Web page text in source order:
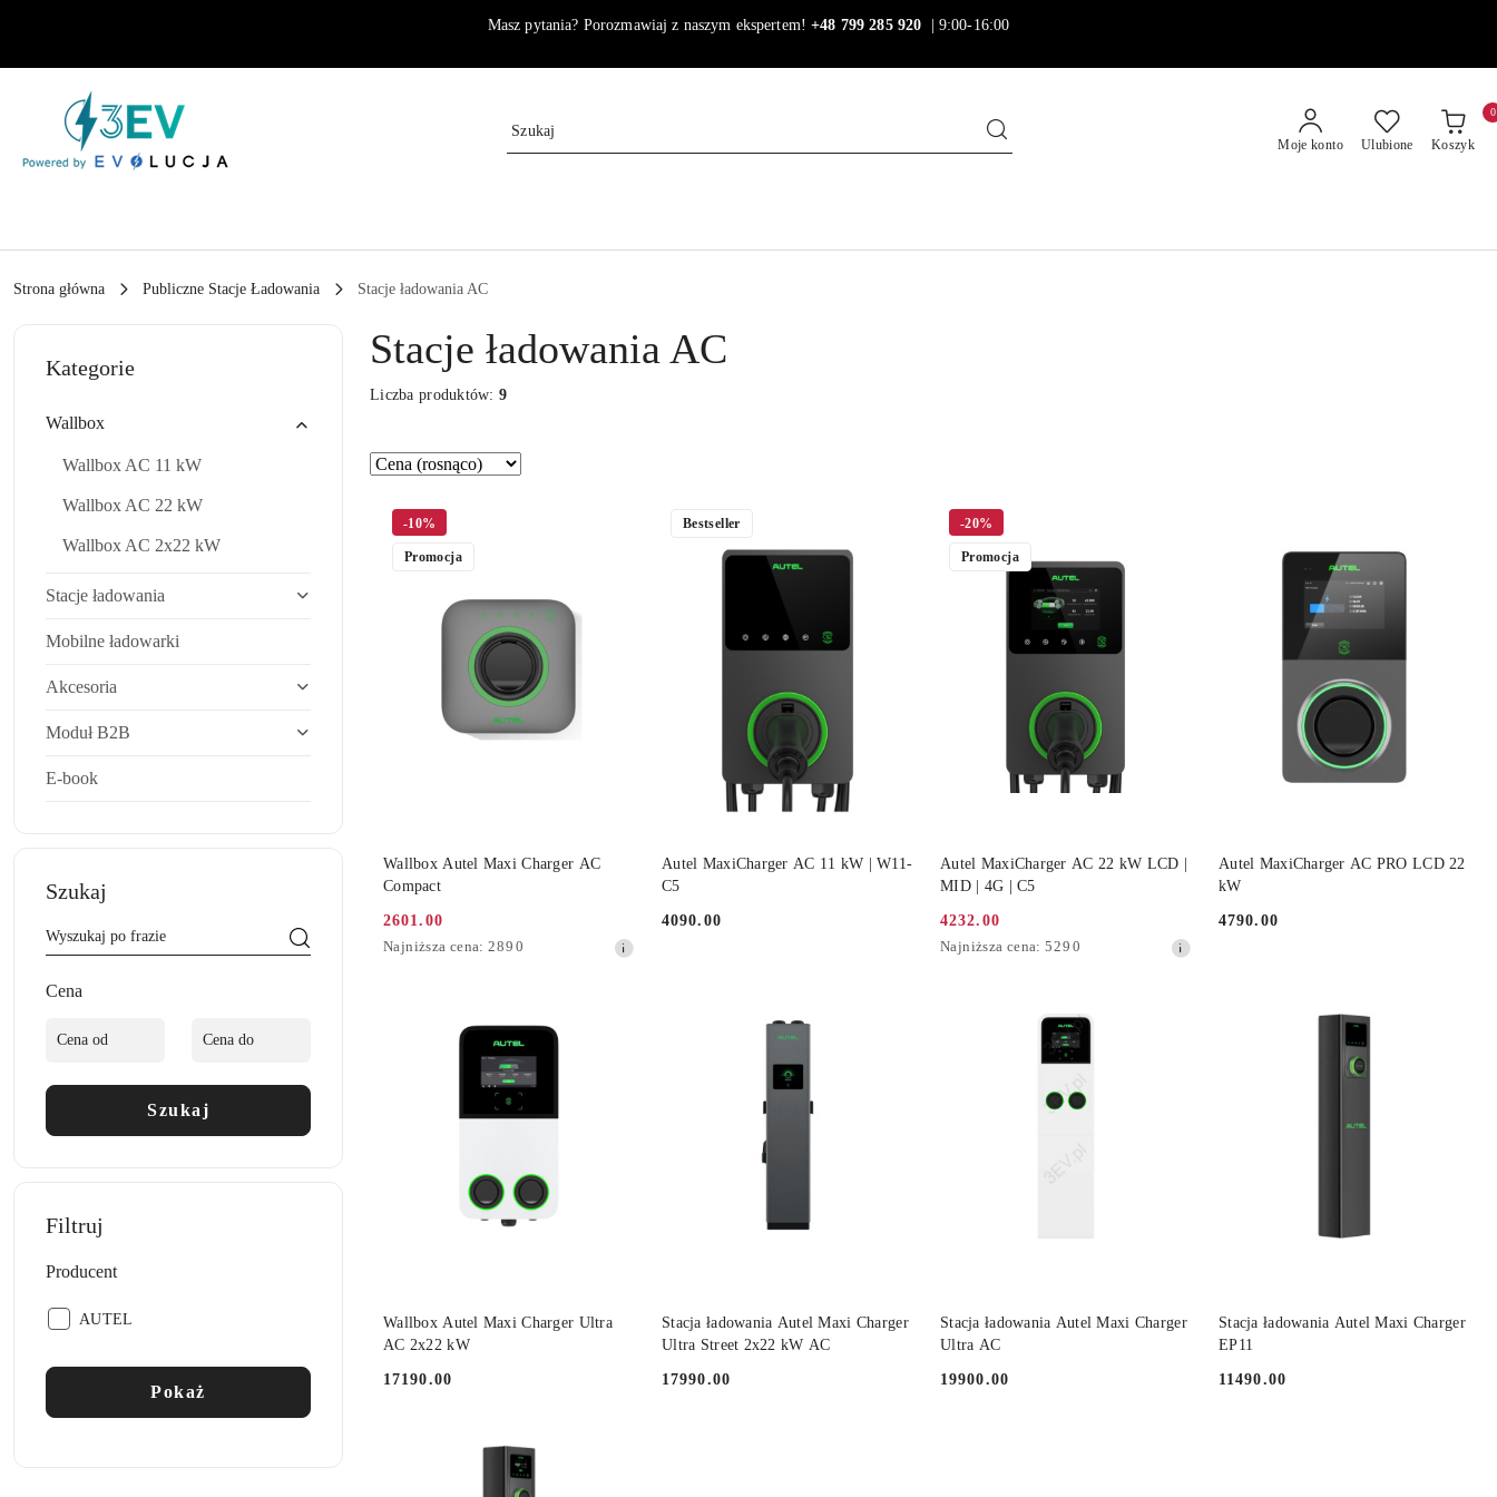
Masz pytania? Porozmawiaj z naszym ekspertem!+48 799 285 920 | 9:00-16:00
Moje konto Ulubione Koszyk
0
Strona główna Publiczne Stacje Ładowania Stacje ładowania AC
Kategorie
Wallbox
Wallbox AC 11 kW
Wallbox AC 22 kW
Wallbox AC 2x22 kW
Stacje ładowania
Mobilne ładowarki
Akcesoria
Moduł B2B
E-book
Szukaj
Cena
Szukaj
Filtruj
Producent
Producent:
AUTEL
Pokaż
Stacje ładowania AC
Liczba produktów:9
Zastosowano
Cena
Sortuj
Wallbox Autel Maxi Charger AC
Compact
Cena
promocyjna:
2601.00
Najniższa
Najniższa cena: 2890
-10%
Promocja
DO KOSZYKA
Autel MaxiCharger AC 11 kW | W11-
C5
Cena:
4090.00
Bestseller
DO KOSZYKA
Autel MaxiCharger AC 22 kW LCD |
MID | 4G | C5
Cena
promocyjna:
4232.00
Najniższa
Najniższa cena: 5290
-20%
Promocja
DO KOSZYKA
Autel MaxiCharger AC PRO LCD 22
kW
Cena:
4790.00
DO KOSZYKA
Wallbox Autel Maxi Charger Ultra
AC 2x22 kW
Cena:
17190.00
DO KOSZYKA
Stacja ładowania Autel Maxi Charger
Ultra Street 2x22 kW AC
Cena:
17990.00
DO KOSZYKA
Stacja ładowania Autel Maxi Charger
Ultra AC
Cena:
19900.00
DO KOSZYKA
Stacja ładowania Autel Maxi Charger
EP11
Cena:
11490.00